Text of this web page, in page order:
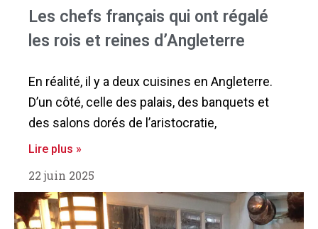
Les chefs français qui ont régalé
les rois et reines d’Angleterre
En réalité, il y a deux cuisines en Angleterre.
D’un côté, celle des palais, des banquets et
des salons dorés de l’aristocratie,
Lire plus »
22 juin 2025